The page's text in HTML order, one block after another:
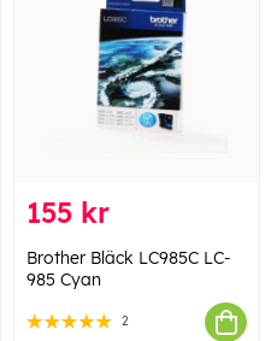
155 kr
Brother Bläck LC985C LC-
985 Cyan
2